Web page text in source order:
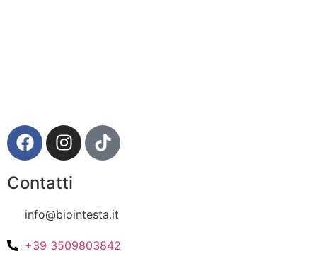
Contatti
info@biointesta.it
+39 3509803842